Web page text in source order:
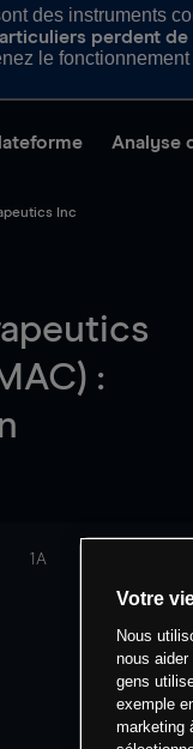
des instruments
perdent
le
Analyse
Inc
:
1A
Votre
Nous
nous
gens
exemple
marketing